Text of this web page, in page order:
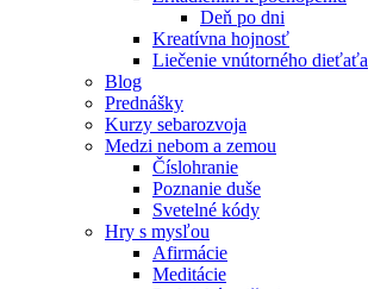
Deň po dni
Kreatívna hojnosť
Liečenie vnútorného dieťaťa
Blog
Prednášky
Kurzy sebarozvoja
Medzi nebom a zemou
Číslohranie
Poznanie duše
Svetelné kódy
Hry s mysľou
Afirmácie
Meditácie